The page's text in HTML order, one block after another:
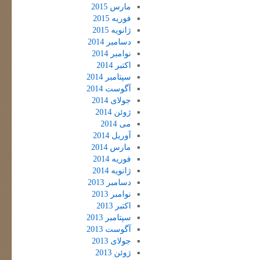
مارس 2015
فوریه 2015
ژانویه 2015
دسامبر 2014
نوامبر 2014
اکتبر 2014
سپتامبر 2014
آگوست 2014
جولای 2014
ژوئن 2014
می 2014
آوریل 2014
مارس 2014
فوریه 2014
ژانویه 2014
دسامبر 2013
نوامبر 2013
اکتبر 2013
سپتامبر 2013
آگوست 2013
جولای 2013
ژوئن 2013